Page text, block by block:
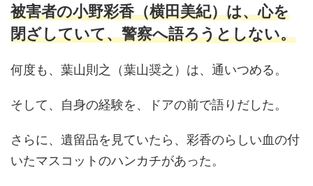
被害者の小野彩香（横田美紀）は、心を
閉ざしていて、警察へ語ろうとしない。
何度も、葉山則之（葉山奨之）は、通いつめる。
そして、自身の経験を、ドアの前で語りだした。
さらに、遺留品を見ていたら、彩香のらしい血の付
いたマスコットのハンカチがあった。